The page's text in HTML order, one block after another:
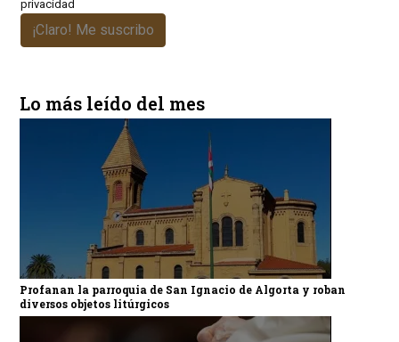
privacidad
¡Claro! Me suscribo
Lo más leído del mes
Profanan la parroquia de San Ignacio de Algorta y roban
diversos objetos litúrgicos